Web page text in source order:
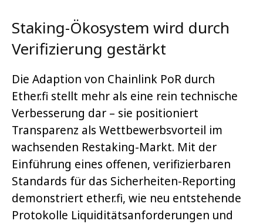
Staking-Ökosystem wird durch
Verifizierung gestärkt
Die Adaption von Chainlink PoR durch
Ether.fi stellt mehr als eine rein technische
Verbesserung dar – sie positioniert
Transparenz als Wettbewerbsvorteil im
wachsenden Restaking-Markt. Mit der
Einführung eines offenen, verifizierbaren
Standards für das Sicherheiten-Reporting
demonstriert ether.fi, wie neu entstehende
Protokolle Liquiditätsanforderungen und